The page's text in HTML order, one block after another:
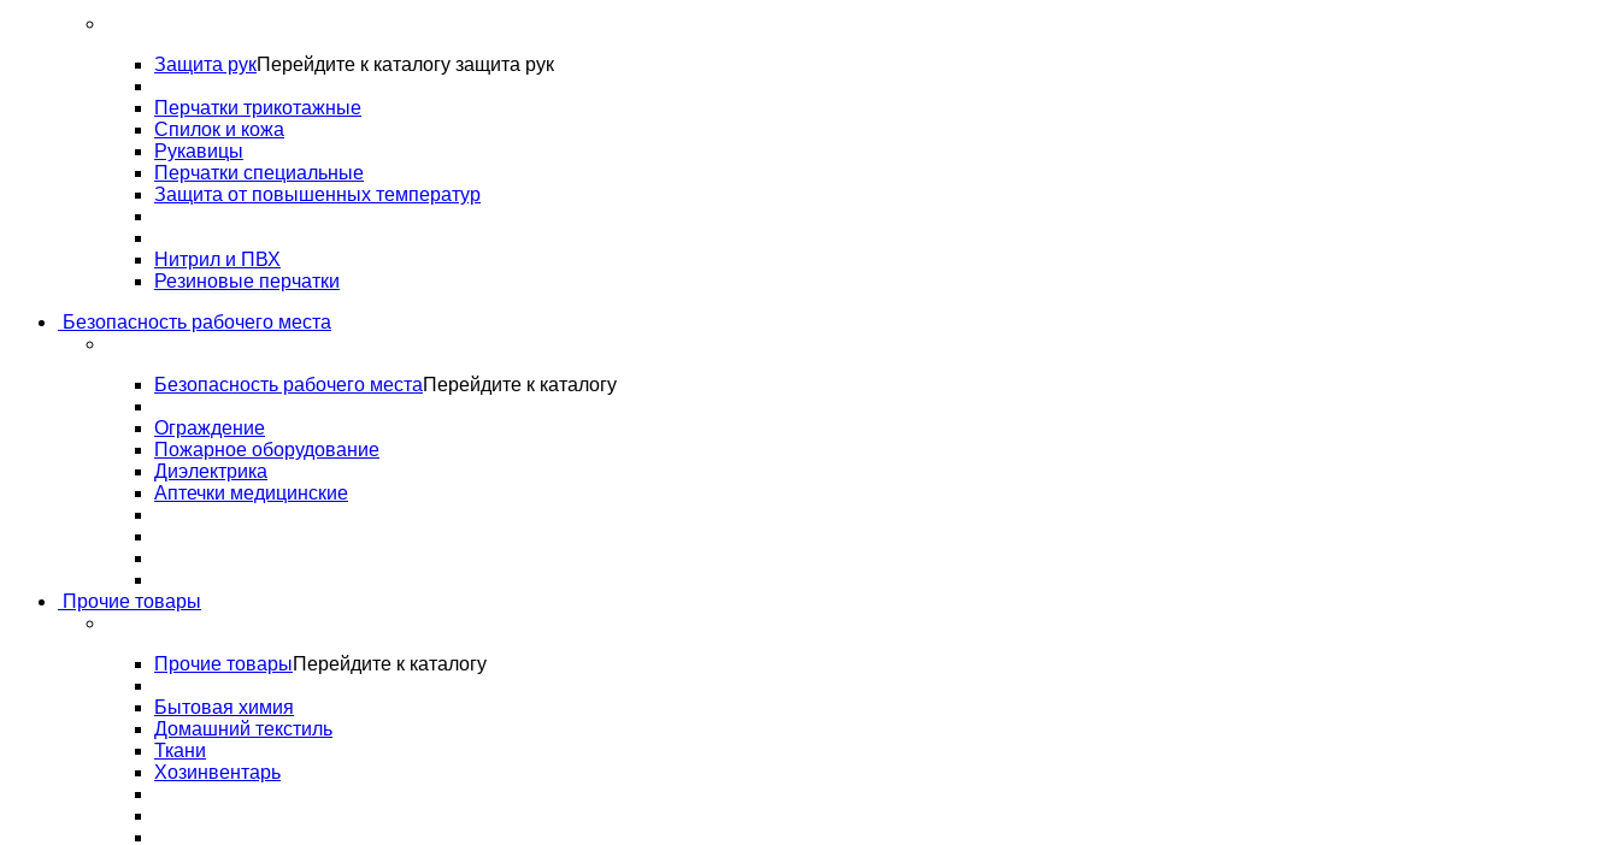
Защита рукПерейдите к каталогу защита рук
Перчатки трикотажные
Спилок и кожа
Рукавицы
Перчатки специальные
Защита от повышенных температур
Нитрил и ПВХ
Резиновые перчатки
Безопасность рабочего места
Безопасность рабочего местаПерейдите к каталогу
Ограждение
Пожарное оборудование
Диэлектрика
Аптечки медицинские
Прочие товары
Прочие товарыПерейдите к каталогу
Бытовая химия
Домашний текстиль
Ткани
Хозинвентарь